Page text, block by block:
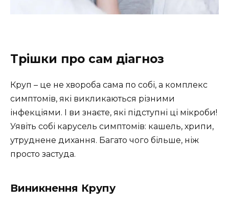
Трішки про сам діагноз
Круп – це не хвороба сама по собі, а комплекс
симптомів, які викликаються різними
інфекціями. І ви знаєте, які підступні ці мікроби!
Уявіть собі карусель симптомів: кашель, хрипи,
утруднене дихання. Багато чого більше, ніж
просто застуда.
Виникнення Крупу